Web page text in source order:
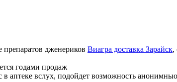
дженериков Виагра доставка Зарайск,
годами продаж
вслух, подойдет возможность